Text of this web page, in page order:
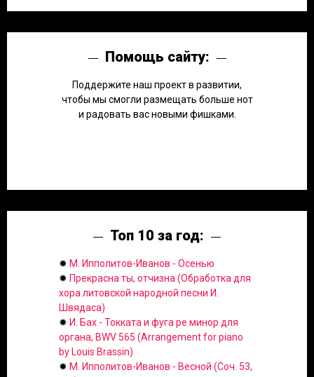
Помощь сайту:
Поддержите наш проект в развитии,
чтобы мы смогли размещать больше нот
и радовать вас новыми фишками.
Топ 10 за год:
✹ М. Ипполитов-Иванов - Осенью
✹ Прекрасна ты, отчизна (Обработка для
хора литовской народной песни И.
Швядаса)
✹ И. Бах - Токката и фуга ре минор для
органа, BWV 565 (Arrangement for piano
by Louis Brassin)
✹ М. Ипполитов-Иванов - Весной (Соч. 53,